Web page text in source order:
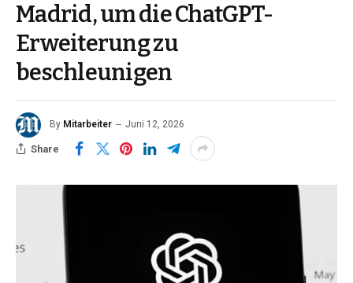
Madrid, um die ChatGPT-
Erweiterung zu
beschleunigen
By Mitarbeiter Juni 12, 2026
Share